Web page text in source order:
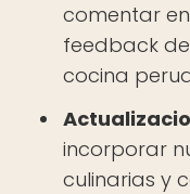
comentar
feedback
cocina
incorporar
culinarias y